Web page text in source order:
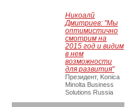
Никоалй
Дмитриев: "Мы
оптимистично
смотрим на
2015 год и видим
в нем
возможности
для развития"
Президент, Konica
Minolta Business
Solutions Russia